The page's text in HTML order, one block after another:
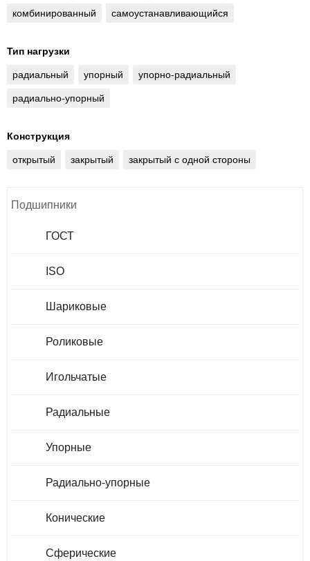
комбинированный самоустанавливающийся
Тип нагрузки
радиальный упорный упорно-радиальный
радиально-упорный
Конструкция
открытый закрытый закрытый с одной стороны
Подшипники
ГОСТ
ISO
Шариковые
Роликовые
Игольчатые
Радиальные
Упорные
Радиально-упорные
Конические
Сферические